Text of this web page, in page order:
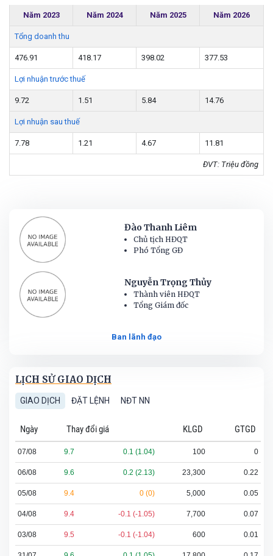
Năm 2023 Năm 2024 Năm 2025 Năm 2026
Tổng doanh thu
476.91 418.17 398.02 377.53
Lợi nhuận trước thuế
9.72 1.51 5.84 14.76
Lợi nhuận sau thuế
7.78 1.21 4.67 11.81
ĐVT: Triệu đồng
Đào Thanh Liêm
Chủ tịch HĐQT
Phó Tổng GĐ
Nguyễn Trọng Thủy
Thành viên HĐQT
Tổng Giám đốc
Ban lãnh đạo
LỊCH SỬ GIAO DỊCH
GIAO DỊCH ĐẶT LỆNH NĐT NN
Ngày Thay đổi giá KLGD GTGD
07/08 9.7 0.1 (1.04) 100 0
06/08 9.6 0.2 (2.13) 23,300 0.22
05/08 9.4 0 (0) 5,000 0.05
04/08 9.4 -0.1 (-1.05) 7,700 0.07
03/08 9.5 -0.1 (-1.04) 600 0.01